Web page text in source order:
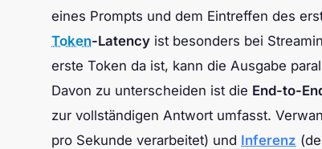
eines Prompts und dem Eintreffen des
Token-Latency ist besonders bei
erste Token da ist, kann die Ausgabe
Davon zu unterscheiden ist die End-to-
zur vollständigen Antwort umfasst.
pro Sekunde verarbeitet) und Inferenz